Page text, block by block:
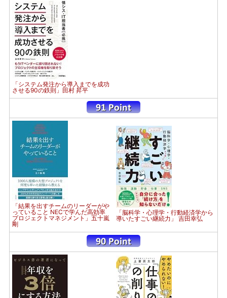
「システム発注から導入までを成功
させる90の鉄則」田村 昇平
「結果を出すチームのリーダーがや
っていること NECで学んだ高効率
プロジェクトマネジメント」五十嵐
剛
「脳科学・心理学・行動経済学から
導いたすごい継続力」 吉田幸弘